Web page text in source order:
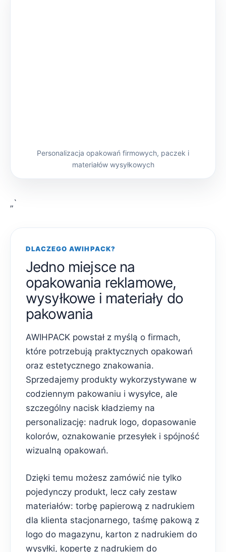
Personalizacja opakowań firmowych, paczek i
materiałów wysyłkowych
„`
DLACZEGO AWIHPACK?
Jedno miejsce na
opakowania reklamowe,
wysyłkowe i materiały do
pakowania
AWIHPACK powstał z myślą o firmach,
które potrzebują praktycznych opakowań
oraz estetycznego znakowania.
Sprzedajemy produkty wykorzystywane w
codziennym pakowaniu i wysyłce, ale
szczególny nacisk kładziemy na
personalizację: nadruk logo, dopasowanie
kolorów, oznakowanie przesyłek i spójność
wizualną opakowań.
Dzięki temu możesz zamówić nie tylko
pojedynczy produkt, lecz cały zestaw
materiałów: torbę papierową z nadrukiem
dla klienta stacjonarnego, taśmę pakową z
logo do magazynu, karton z nadrukiem do
wysyłki, kopertę z nadrukiem do